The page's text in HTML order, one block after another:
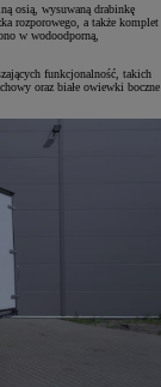
osią, wysuwaną drabinkę
rozporowego, a także komplet
w wodoodporną,
funkcjonalność, takich
oraz białe owiewki boczne